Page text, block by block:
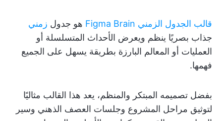
قالب الجدول الزمني Figma Brain هو جدول زمني
جذاب بصريًا ينظم ويعرض الأحداث المتسلسلة أو
العمليات أو المعالم البارزة بطريقة يسهل على الجميع
فهمها.
بفضل تصميمه المبتكر والمنظم، يعد هذا القالب مثاليًا
لتوثيق مراحل المشروع وجلسات العصف الذهني وسير